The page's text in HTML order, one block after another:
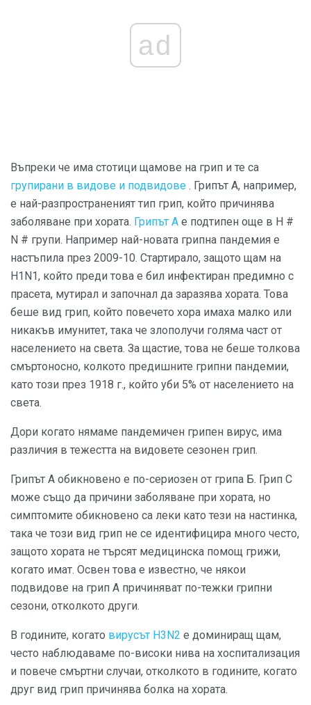
ad
Въпреки че има стотици щамове на грип и те са
групирани в видове и подвидове . Грипът А, например,
е най-разпространеният тип грип, който причинява
заболяване при хората. Грипът А е подтипен още в H #
N # групи. Например най-новата грипна пандемия е
настъпила през 2009-10. Стартирало, защото щам на
H1N1, който преди това е бил инфектиран предимно с
прасета, мутирал и започнал да заразява хората. Това
беше вид грип, който повечето хора имаха малко или
никакъв имунитет, така че злополучи голяма част от
населението на света. За щастие, това не беше толкова
смъртоносно, колкото предишните грипни пандемии,
като този през 1918 г., който уби 5% от населението на
света.
Дори когато нямаме пандемичен грипен вирус, има
различия в тежестта на видовете сезонен грип.
Грипът А обикновено е по-сериозен от грипа Б. Грип С
може също да причини заболяване при хората, но
симптомите обикновено са леки като тези на настинка,
така че този вид грип не се идентифицира много често,
защото хората не търсят медицинска помощ грижи,
когато имат. Освен това е известно, че някои
подвидове на грип А причиняват по-тежки грипни
сезони, отколкото други.
В годините, когато вирусът H3N2 е доминиращ щам,
често наблюдаваме по-високи нива на хоспитализация
и повече смъртни случаи, отколкото в годините, когато
друг вид грип причинява болка на хората.